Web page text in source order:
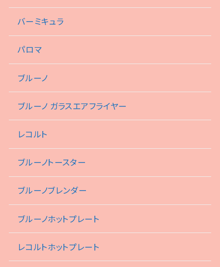
バーミキュラ
パロマ
ブルーノ
ブルーノ ガラスエアフライヤー
レコルト
ブルーノトースター
ブルーノブレンダー
ブルーノホットプレート
レコルトホットプレート